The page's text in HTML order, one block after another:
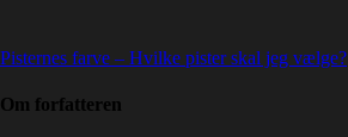
Pisternes farve – Hvilke pister skal jeg vælge?
Om forfatteren